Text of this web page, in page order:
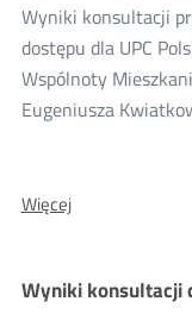
Wyniki konsultacji
dostępu dla UPC
Wspólnoty
Eugeniusza
WięcejO:
decyzji
Wyniki konsultacji